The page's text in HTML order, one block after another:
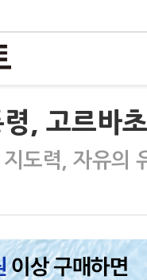
, 고르바
도력, 자유의